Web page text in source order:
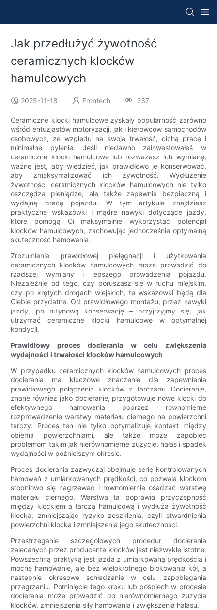
Jak przedłużyć żywotność
ceramicznych klocków
hamulcowych
2025-11-18 Frontech 237
Ceramiczne klocki hamulcowe zyskały popularność zarówno
wśród entuzjastów motoryzacji, jak i kierowców samochodów
osobowych, ze względu na swoją trwałość, cichą pracę i
minimalne pylenie. Jeśli niedawno zainwestowałeś w
ceramiczne klocki hamulcowe lub rozważasz ich wymianę,
ważne jest, aby wiedzieć, jak prawidłowo je konserwować,
aby zmaksymalizować ich żywotność. Wydłużenie
żywotności ceramicznych klocków hamulcowych nie tylko
oszczędza pieniądze, ale także zapewnia bezpieczną i
wydajną pracę pojazdu. W tym artykule znajdziesz
praktyczne wskazówki i mądre nawyki dotyczące jazdy,
które pomogą Ci maksymalnie wykorzystać potencjał
klocków hamulcowych, zachowując jednocześnie optymalną
skuteczność hamowania.
Zrozumienie prawidłowej pielęgnacji i użytkowania
ceramicznych klocków hamulcowych może prowadzić do
rzadszej wymiany i lepszego prowadzenia pojazdu.
Niezależnie od tego, czy poruszasz się w ruchu miejskim,
czy po krętych drogach wiejskich, te wskazówki będą dla
Ciebie przydatne. Od prawidłowego montażu, przez nawyki
jazdy, po rutynową konserwację – przyjrzyjmy się, jak
utrzymać ceramiczne klocki hamulcowe w optymalnej
kondycji.
Prawidłowy proces docierania w celu zwiększenia
wydajności i trwałości klocków hamulcowych
W przypadku ceramicznych klocków hamulcowych proces
docierania ma kluczowe znaczenie dla zapewnienia
prawidłowego połączenia klocków z tarczami. Docieranie,
znane również jako docieranie, przygotowuje nowe klocki do
efektywnego hamowania poprzez równomierne
rozprowadzenie warstwy materiału ciernego na powierzchni
tarczy. Proces ten nie tylko optymalizuje kontakt między
obiema powierzchniami, ale także może zapobiec
problemom takim jak nierównomierne zużycie, hałas i spadek
wydajności w późniejszym okresie.
Proces docierania zazwyczaj obejmuje serię kontrolowanych
hamowań z umiarkowanych prędkości, co pozwala klockom
stopniowo się nagrzewać i równomiernie osadzać warstwę
materiału ciernego. Warstwa ta poprawia przyczepność
między klockiem a tarczą hamulcową i wydłuża żywotność
klocka, zmniejszając ryzyko zeszklenia, czyli stwardnienia
powierzchni klocka i zmniejszenia jego skuteczności.
Przestrzeganie szczegółowych procedur docierania
zalecanych przez producenta klocków jest niezwykle istotne.
Powszechną praktyką jest jazda z umiarkowaną prędkością i
mocne hamowanie, ale bez wielokrotnego blokowania kół, a
następnie okresowe schładzanie w celu zapobiegania
przegrzaniu. Pominięcie tego kroku lub pośpiech w procesie
docierania może prowadzić do nierównomiernego zużycia
klocków, zmniejszenia siły hamowania i zwiększenia hałasu.